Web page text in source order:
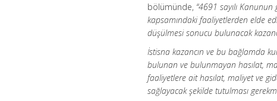
bölümünde, “4691 sayılı
kapsamındaki faaliyetlerden elde
düşülmesi sonucu bulunacak
İstisna kazancın ve bu bağlamda
bulunan ve bulunmayan hasılat,
faaliyetlere ait hasılat, maliyet ve
sağlayacak şekilde tutulması